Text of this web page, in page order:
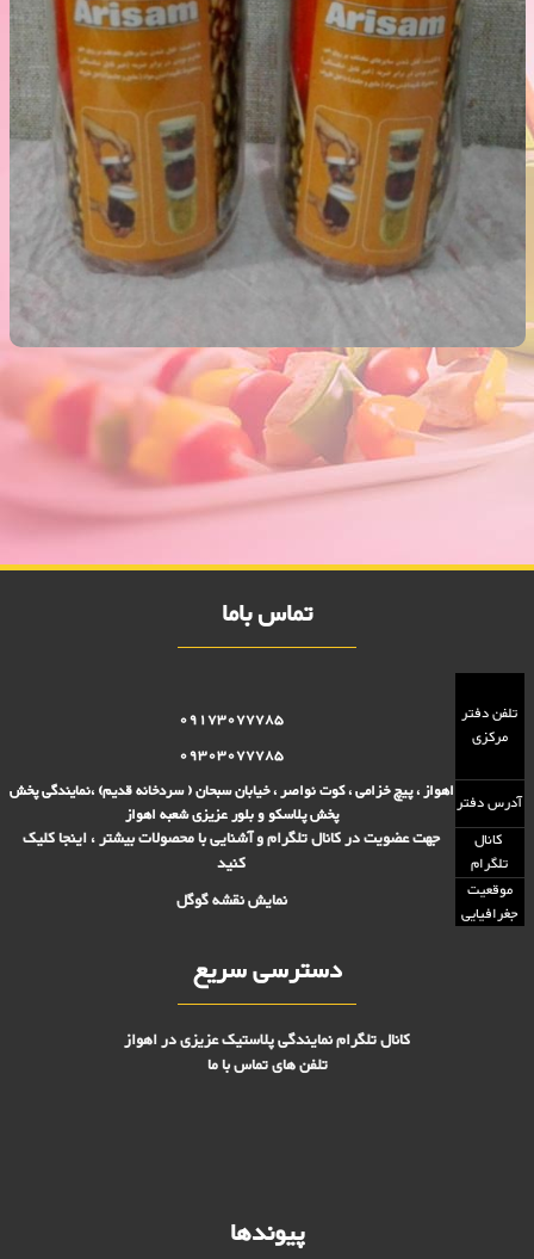
قوطی جای عسل بزرگ 2000 فروش
فروش ویژه قوطی جای عسل بزرگ 2000 فروش,نمایندگی پلاستیک عزیزی در
اهواز,پلاستیک 2000 فروش,پلاستیک 5000 فروش,بلور 2000 فروش,بلور
5000 فروش,فروش پلاستیک 2000 تومانی,فروش پلاستیک 5000
تومانی,فروش بلوز 2000 تومانی,فروش بلور 5000 تومانی ,فروش پلاسکو
5000 تومانی, فروش پلاسکو 2000 تومانی, پلاسکو 2000 فروش, پلاسکو
تماس باما
تلفن دفتر
مرکزی
09173077785
09303077785
آدرس دفتراهواز ، پیچ خزامی ، کوت نواصر ، خیابان سبحان ( سردخانه قدیم) ،نمایندگی پخش
پخش پلاسکو و بلور عزیزی شعبه اهواز
کانال
تلگرام
جهت عضویت در کانال تلگرام و آشنایی با محصولات بیشتر ، اینجا کلیک
کنید
موقعیت
جغرافیایی
نمایش نقشه گوگل
دسترسی سریع
کانال تلگرام نمایندگی پلاستیک عزیزی در اهواز
تلفن های تماس با ما
پیوندها